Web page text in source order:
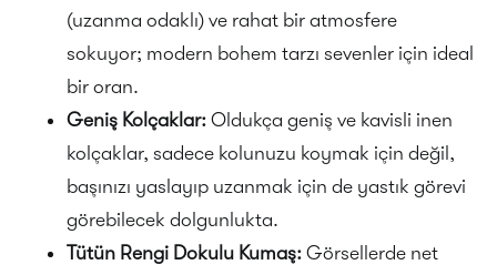
(uzanma odaklı) ve rahat bir atmosfere
sokuyor; modern bohem tarzı sevenler için ideal
bir oran.
Geniş Kolçaklar: Oldukça geniş ve kavisli inen
kolçaklar, sadece kolunuzu koymak için değil,
başınızı yaslayıp uzanmak için de yastık görevi
görebilecek dolgunlukta.
Tütün Rengi Dokulu Kumaş: Görsellerde net